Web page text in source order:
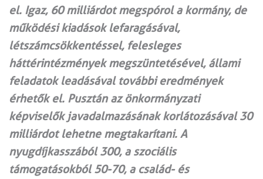
el. Igaz, 60 milliárdot megspórol a kormány, de
működési kiadások lefaragásával,
létszámcsökkentéssel, felesleges
háttérintézmények megszüntetésével, állami
feladatok leadásával további eredmények
érhetők el. Pusztán az önkormányzati
képviselők javadalmazásának korlátozásával 30
milliárdot lehetne megtakarítani. A
nyugdíjkasszából 300, a szociális
támogatásokból 50-70, a család- és